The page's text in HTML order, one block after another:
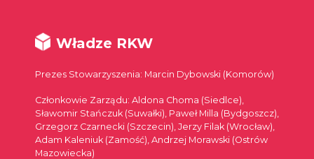
Władze RKW
Prezes Stowarzyszenia: Marcin Dybowski (Komorów)
Członkowie Zarządu: Aldona Choma (Siedlce),
Sławomir Stańczuk (Suwałki), Paweł Milla (Bydgoszcz),
Grzegorz Czarnecki (Szczecin), Jerzy Filak (Wrocław),
Adam Kaleniuk (Zamość), Andrzej Morawski (Ostrów
Mazowiecka)